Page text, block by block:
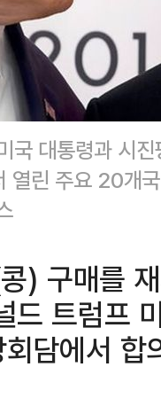
국 대통령과 시
열린 주요 20개
) 구매를
드 트럼프
담에서